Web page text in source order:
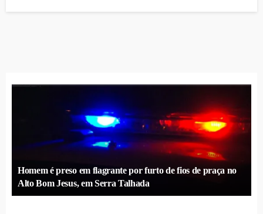
Homem é preso em flagrante por furto de fios de praça no
Alto Bom Jesus, em Serra Talhada